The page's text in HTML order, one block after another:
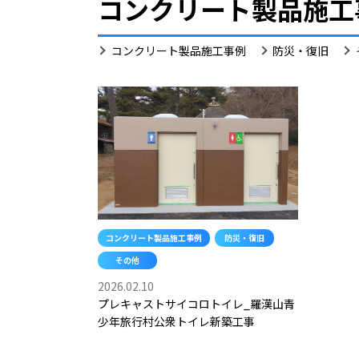
コンクリート製品施
そ
の コンクリート製品施工事例 防災・復旧
コンクリート製品施工事例
防災・復旧
その他
2026.02.10
プレキャストサイコロトイレ_羅漢山青
少年旅行村公衆トイレ新築工事